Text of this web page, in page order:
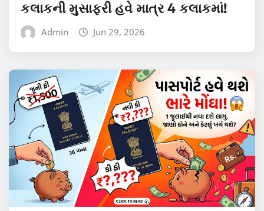
કલાકની મુસાફરી હવે માત્ર 4 કલાકમાં!
Admin Jun 29, 2026